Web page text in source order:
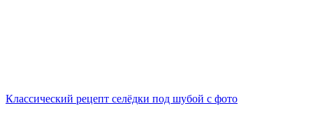
Классический рецепт селёдки под шубой с фото